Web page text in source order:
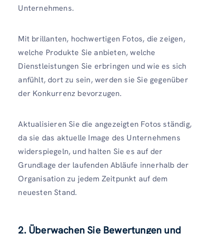
Unternehmens.
Mit brillanten, hochwertigen Fotos, die zeigen,
welche Produkte Sie anbieten, welche
Dienstleistungen Sie erbringen und wie es sich
anfühlt, dort zu sein, werden sie Sie gegenüber
der Konkurrenz bevorzugen.
Aktualisieren Sie die angezeigten Fotos ständig,
da sie das aktuelle Image des Unternehmens
widerspiegeln, und halten Sie es auf der
Grundlage der laufenden Abläufe innerhalb der
Organisation zu jedem Zeitpunkt auf dem
neuesten Stand.
2. Überwachen Sie Bewertungen und